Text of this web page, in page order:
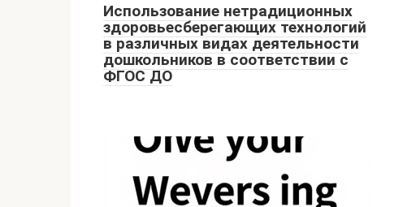
Использование нетрадиционных
здоровьесберегающих технологий
в различных видах деятельности
дошкольников в соответствии с
ФГОС ДО